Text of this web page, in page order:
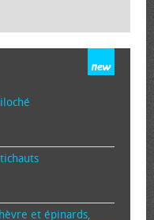
et épinards,